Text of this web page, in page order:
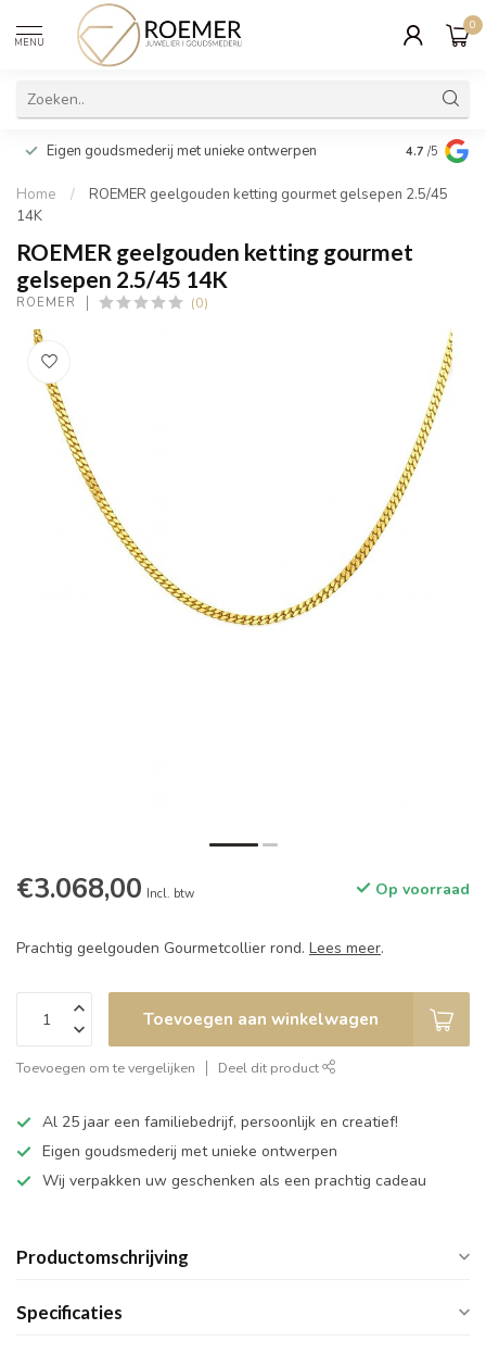
MENU
0
Eigen goudsmederij met unieke ontwerpen Wij
cadeau
4.7 /5
Home /
ROEMER geelgouden ketting gourmet gelsepen 2.5/45
14K
ROEMER geelgouden ketting gourmet
gelsepen 2.5/45 14K
ROEMER (0)
€3.068,00 Incl. btw Op voorraad
Prachtig geelgouden Gourmetcollier rond. Lees meer.
Toevoegen aan winkelwagen
Toevoegen om te vergelijken Deel dit product
Al 25 jaar een familiebedrijf, persoonlijk en creatief!
Eigen goudsmederij met unieke ontwerpen
Wij verpakken uw geschenken als een prachtig cadeau
Productomschrijving
Specificaties